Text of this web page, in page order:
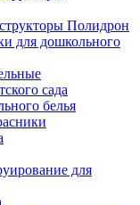
Полидрон
для дошкольного
сада
белья
для